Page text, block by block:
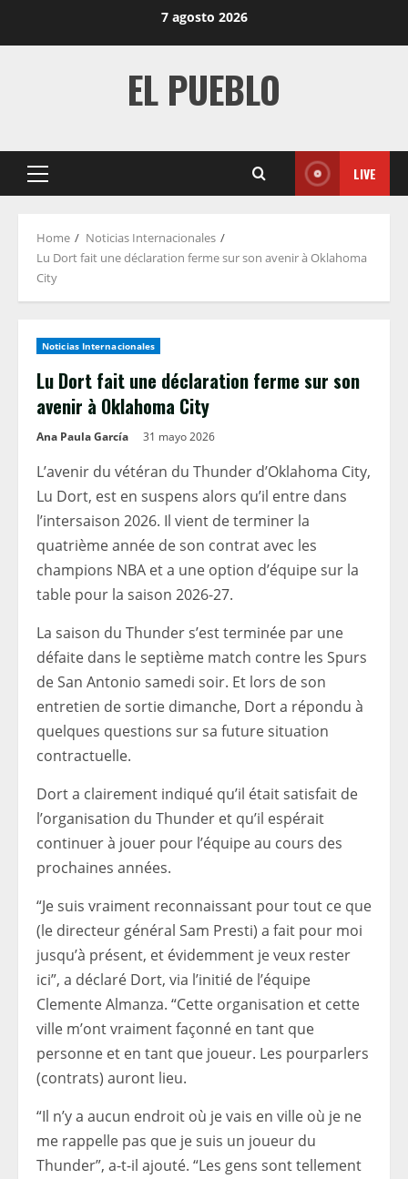
7 agosto 2026
EL PUEBLO
Primary
LIVE
Home
Noticias Internacionales
Lu Dort fait une déclaration ferme sur son avenir à Oklahoma
City
Noticias Internacionales
Lu Dort fait une déclaration ferme sur son
avenir à Oklahoma City
Ana Paula García 31 mayo 2026
L’avenir du vétéran du Thunder d’Oklahoma City,
Lu Dort, est en suspens alors qu’il entre dans
l’intersaison 2026. Il vient de terminer la
quatrième année de son contrat avec les
champions NBA et a une option d’équipe sur la
table pour la saison 2026-27.
La saison du Thunder s’est terminée par une
défaite dans le septième match contre les Spurs
de San Antonio samedi soir. Et lors de son
entretien de sortie dimanche, Dort a répondu à
quelques questions sur sa future situation
contractuelle.
Dort a clairement indiqué qu’il était satisfait de
l’organisation du Thunder et qu’il espérait
continuer à jouer pour l’équipe au cours des
prochaines années.
“Je suis vraiment reconnaissant pour tout ce que
(le directeur général Sam Presti) a fait pour moi
jusqu’à présent, et évidemment je veux rester
ici”, a déclaré Dort, via l’initié de l’équipe
Clemente Almanza. “Cette organisation et cette
ville m’ont vraiment façonné en tant que
personne et en tant que joueur. Les pourparlers
(contrats) auront lieu.
“Il n’y a aucun endroit où je vais en ville où je ne
me rappelle pas que je suis un joueur du
Thunder”, a-t-il ajouté. “Les gens sont tellement